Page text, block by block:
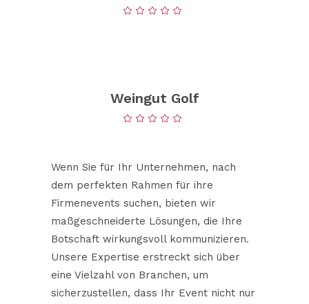
Weingut Golf
Wenn Sie für Ihr Unternehmen, nach
dem perfekten Rahmen für ihre
Firmenevents suchen, bieten wir
maßgeschneiderte Lösungen, die Ihre
Botschaft wirkungsvoll kommunizieren.
Unsere Expertise erstreckt sich über
eine Vielzahl von Branchen, um
sicherzustellen, dass Ihr Event nicht nur